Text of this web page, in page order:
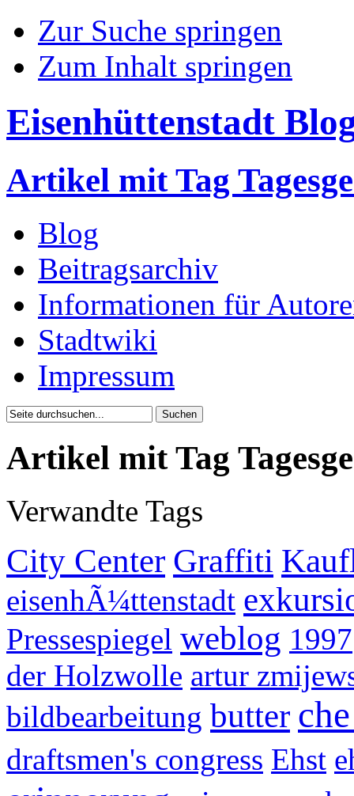
Zur Suche springen
Zum Inhalt springen
Eisenhüttenstadt
Artikel mit Tag
Blog
Beitragsarchiv
Informationen für
Stadtwiki
Impressum
Artikel mit Tag
Verwandte Tags
City Center Graffiti
eisenhÃ¼ttenstadt
Pressespiegel weblog 1997
der Holzwolle artur
bildbearbeitung butter
draftsmen's congress Ehst